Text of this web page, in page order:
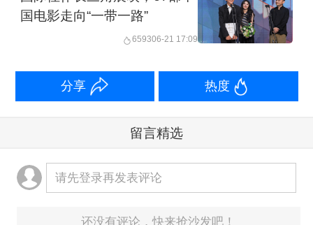
国电影走向“一带一路”
659306-21 17:09
分享 热度
留言精选
请先登录再发表评论
还没有评论，快来抢沙发吧！